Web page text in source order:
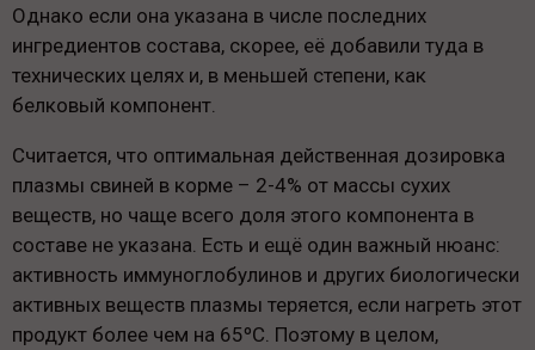
Однако если она указана в числе последних
ингредиентов состава, скорее, её добавили туда в
технических целях и, в меньшей степени, как
белковый компонент.
Считается, что оптимальная действенная дозировка
плазмы свиней в корме – 2-4% от массы сухих
веществ, но чаще всего доля этого компонента в
составе не указана. Есть и ещё один важный нюанс:
активность иммуноглобулинов и других биологически
активных веществ плазмы теряется, если нагреть этот
продукт более чем на 65ºС. Поэтому в целом,